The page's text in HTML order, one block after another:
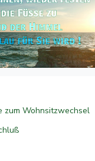
zum Wohnsitzwechsel